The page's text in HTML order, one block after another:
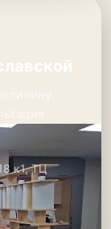
к1, ТЦ